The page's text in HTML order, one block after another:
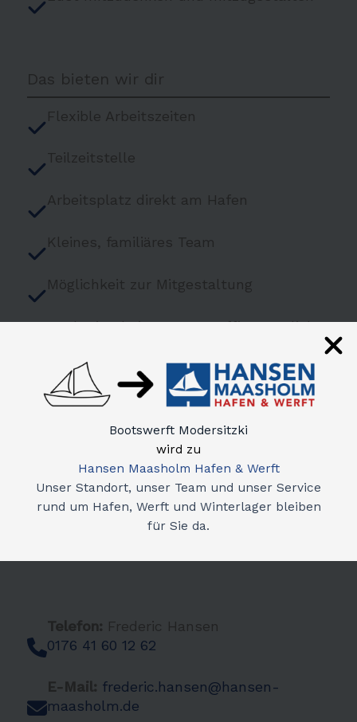
Bootswerft Modersitzki
wird zu
Hansen Maasholm Hafen & Werft
Unser Standort, unser Team und unser Service
rund um Hafen, Werft und Winterlager bleiben
für Sie da.
Das bieten wir dir
Flexible Arbeitszeiten
Teilzeitstelle
Arbeitsplatz direkt am Hafen
Kleines, familiäres Team
Möglichkeit zur Mitgestaltung
Nach Einarbeitung Homeoffice möglich
Interesse geweckt?
Dann bewirb dich gerne per E-Mail bei uns.
Schreib uns kurz, wer du bist, welche Erfahrung
du mitbringst und warum du Lust hast, Hansen
Telefon: Frederic Hansen
0176 41 60 12 62
E-Mail: frederic.hansen@hansen-
maasholm.de